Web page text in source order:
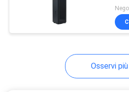
profumoOsservi più